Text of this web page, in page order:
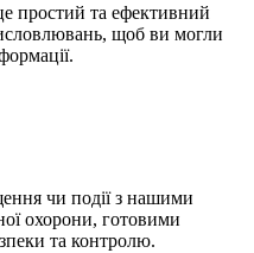
простий та ефективний
щоб ви могли
чи події з нашими
охорони, готовими
та контролю.